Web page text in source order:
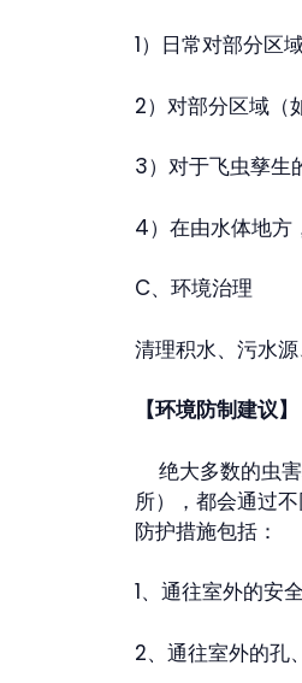
1）日常对部分区
2）对部分区域（
3）对于飞虫孳生
4）在由水体地方
C、环境治理
清理积水、污水
【环境防制建议】
绝大多数的虫害
所），都会通过
防护措施包括：
1、通往室外的安
2、通往室外的孔